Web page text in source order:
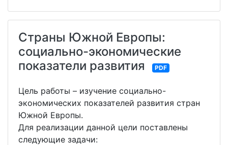
Страны Южной Европы:
социально-экономические
показатели развития
PDF
Цель работы – изучение социально-
экономических показателей развития стран
Южной Европы.
Для реализации данной цели поставлены
следующие задачи: